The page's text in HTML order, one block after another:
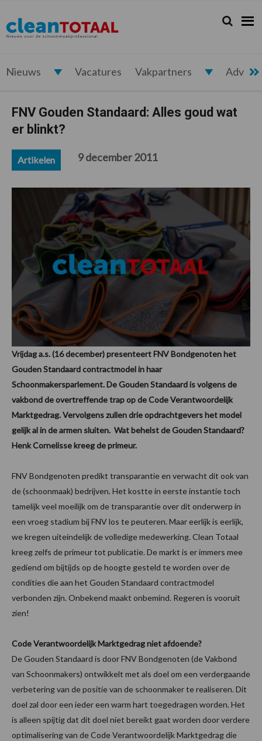
de
hoofdnavigatie
de
hoofd
de
eerste
de
voettekst
Cleantotaal.nl
Het
laatste
voor
schoonmaak
Zoeken...
Zoek
Nieuws Vacatures Vakpartners
FNV Gouden Standaard: Alles goud wat
er blinkt?
Artikelen 9 december 2011
Vrijdag a.s. (16 december) presenteert FNV Bondgenoten het
Gouden Standaard contractmodel in haar
Schoonmakersparlement. De Gouden Standaard is volgens de
vakbond de overtreffende trap op de Code Verantwoordelijk
Marktgedrag. Vervolgens zullen drie opdrachtgevers het model
gelijk al in de armen sluiten. Wat behelst de Gouden Standaard?
Henk Cornelisse kreeg de primeur.
FNV Bondgenoten predikt transparantie en verwacht dit ook van
de (schoonmaak) bedrijven. Het kostte in eerste instantie toch
tamelijk veel moeilijk om de transparantie over dit onderwerp in
een vroeg stadium bij FNV los te peuteren. Maar eerlijk is eerlijk,
we kregen uiteindelijk de volledige medewerking. Clean Totaal
kreeg zelfs de primeur tot publicatie. De markt is er immers mee
gediend om bijtijds op de hoogte gesteld te worden over de
condities die aan het Gouden Standaard contractmodel
verbonden zijn. Onbekend maakt onbemind. Regeren is vooruit
zien!
Code Verantwoordelijk Marktgedrag niet afdoende?
De Gouden Standaard is door FNV Bondgenoten (de Vakbond
van Schoonmakers) ontwikkelt met als doel om een verdergaande
verbetering van de positie van de schoonmaker te realiseren. Dit
doel zal door een ieder een warm hart toegedragen worden. Het
is alleen spijtig dat dit doel niet bereikt gaat worden door verdere
optimalisering van de Code Verantwoordelijk Marktgedrag die